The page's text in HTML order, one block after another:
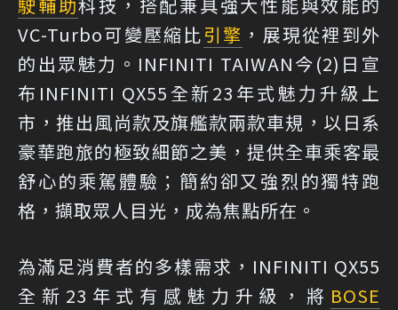
VC-Turbo可變壓縮比引擎 ，展現從裡到外
的出眾魅力。INFINITI TAIWAN今(2)日宣
布INFINITI QX55全新23年式魅力升級上
市，推出風尚款及旗艦款兩款車規，以日系
豪華跑旅的極致細節之美，提供全車乘客最
舒心的乘駕體驗；簡約卻又強烈的獨特跑
格，擷取眾人目光，成為焦點所在。
為滿足消費者的多樣需求，INFINITI QX55
全新23年式有感魅力升級，將 BOSE